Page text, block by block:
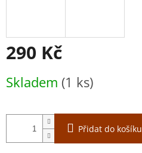
290 Kč
cena:
Skladem (1 ks)
Přidat do košíku